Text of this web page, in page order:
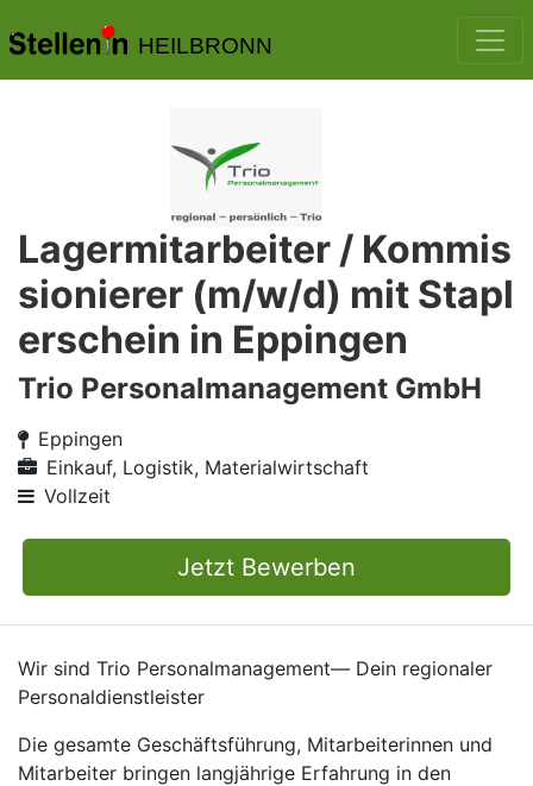
HEILBRONN
Lagermitarbeiter / Kommis
sionierer (m/w/d) mit Stapl
erschein in Eppingen
Trio Personalmanagement GmbH
Eppingen
Einkauf, Logistik, Materialwirtschaft
Vollzeit
Jetzt Bewerben
Wir sind Trio Personalmanagement— Dein regionaler
Personaldienstleister
Die gesamte Geschäftsführung, Mitarbeiterinnen und
Mitarbeiter bringen langjährige Erfahrung in den